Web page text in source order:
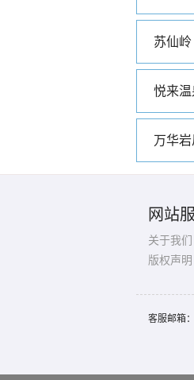
苏仙岭
万华
网站
关于我们
版权声明
客服邮箱：